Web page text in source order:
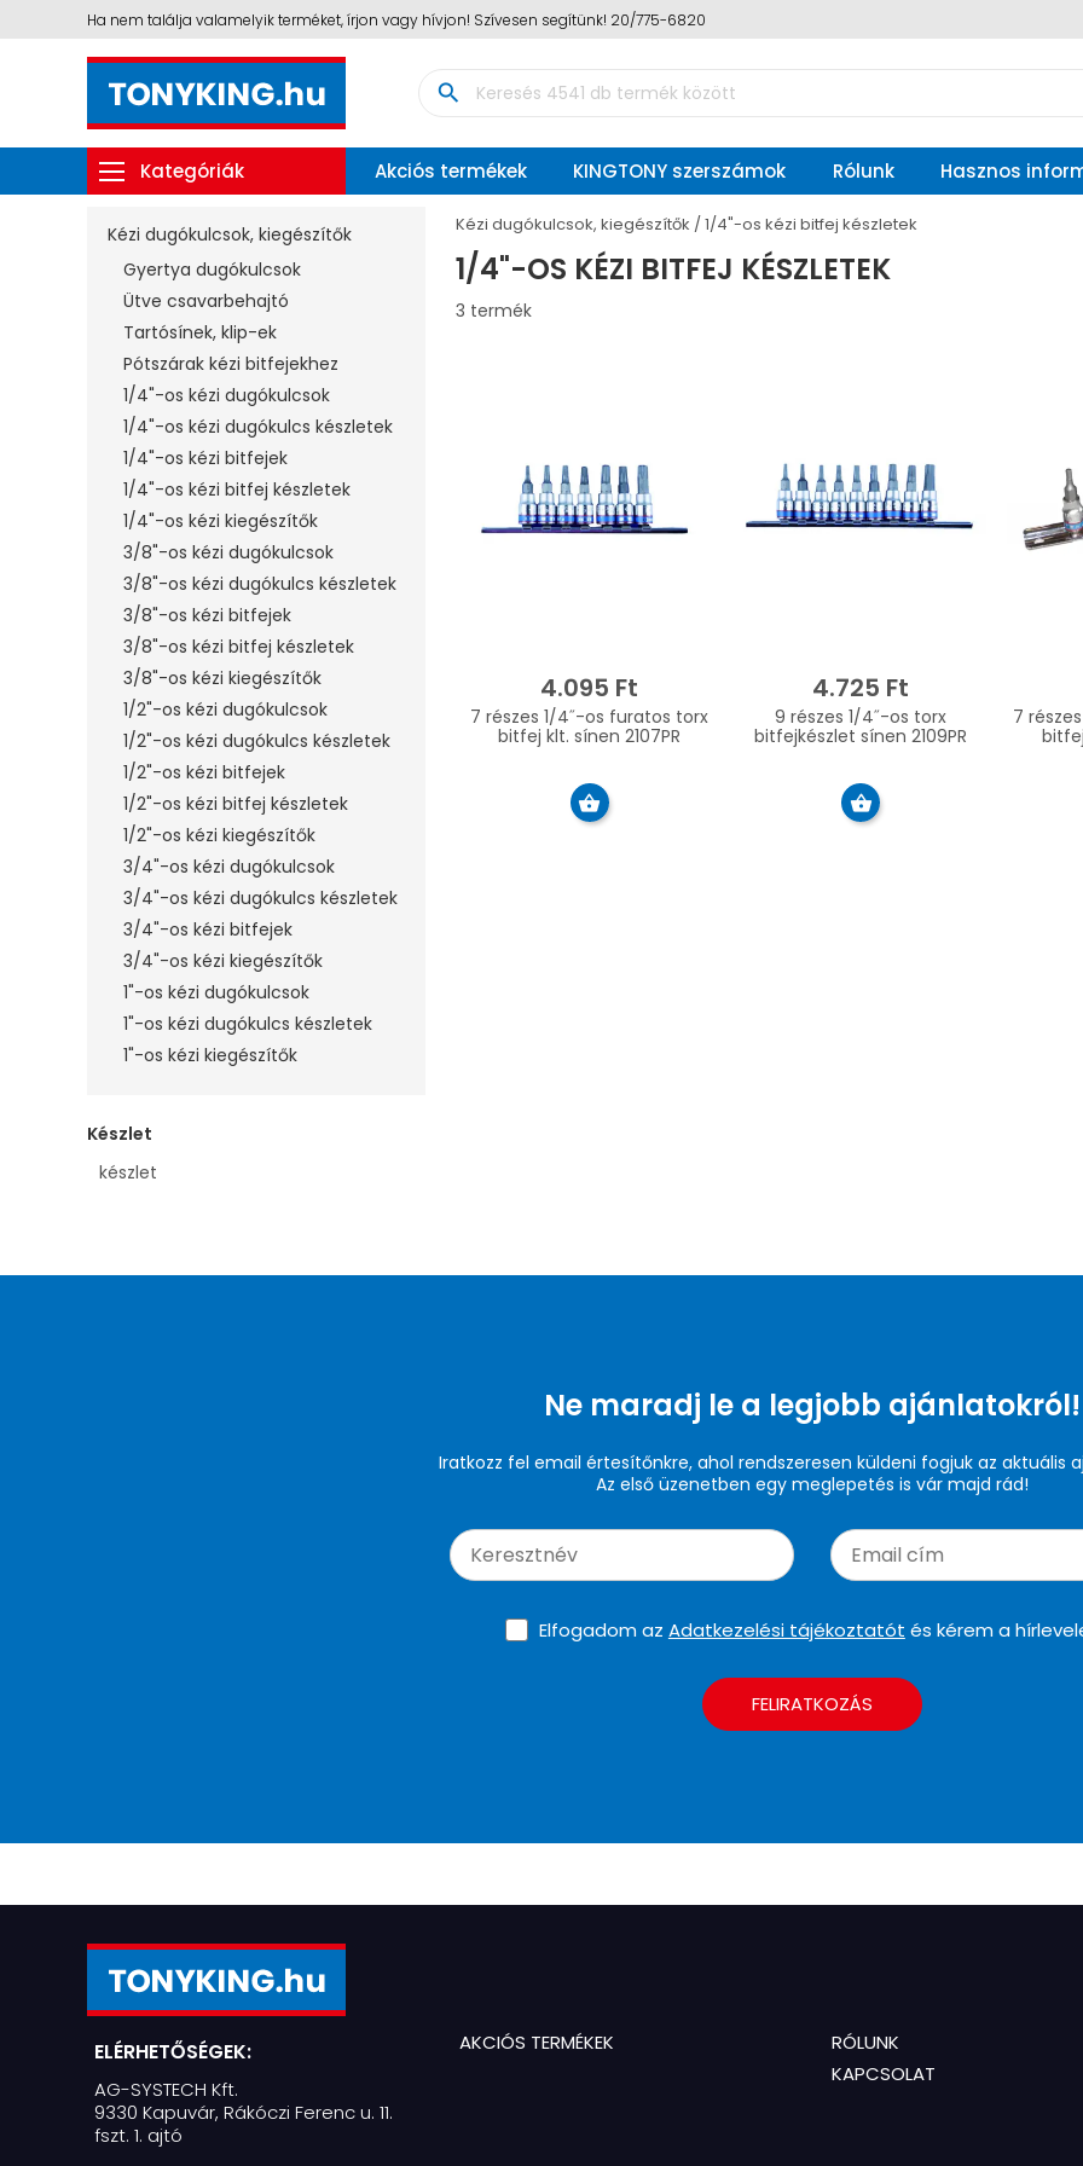
Ha nem találja valamelyik terméket, írjon vagy hívjon! Szívesen segítünk! 20/775-6820
Kategóriák Akciós termékek KINGTONY szerszámok Rólunk Hasznos
search
Kézi dugókulcsok, kiegészítők
Gyertya dugókulcsok
Ütve csavarbehajtó
Tartósínek, klip-ek
Pótszárak kézi bitfejekhez
1/4"-os kézi dugókulcsok
1/4"-os kézi dugókulcs készletek
1/4"-os kézi bitfejek
1/4"-os kézi bitfej készletek
1/4"-os kézi kiegészítők
3/8"-os kézi dugókulcsok
3/8"-os kézi dugókulcs készletek
3/8"-os kézi bitfejek
3/8"-os kézi bitfej készletek
3/8"-os kézi kiegészítők
1/2"-os kézi dugókulcsok
1/2"-os kézi dugókulcs készletek
1/2"-os kézi bitfejek
1/2"-os kézi bitfej készletek
1/2"-os kézi kiegészítők
3/4"-os kézi dugókulcsok
3/4"-os kézi dugókulcs készletek
3/4"-os kézi bitfejek
3/4"-os kézi kiegészítők
1"-os kézi dugókulcsok
1"-os kézi dugókulcs készletek
1"-os kézi kiegészítők
Készlet
készlet
Kézi dugókulcsok, kiegészítők 1/4"-os kézi bitfej készletek
1/4"-OS KÉZI BITFEJ KÉSZLETEK
3 termék
4.095 Ft
7 részes 1/4˝-os furatos torx
bitfej klt. sínen 2107PR
4.725 Ft
9 részes 1/4˝-os torx
bitfejkészlet sínen 2109PR
7
Ne maradj le a legjobb ajánlatokról!
Iratkozz fel email értesítőnkre, ahol rendszeresen küldeni fogjuk az aktuális
Az első üzenetben egy meglepetés is vár majd rád!
Elfogadom az Adatkezelési tájékoztatót és kérem a
FELIRATKOZÁS
ELÉRHETŐSÉGEK:
AG-SYSTECH Kft.
9330 Kapuvár, Rákóczi Ferenc u. 11.
fszt. 1. ajtó
AKCIÓS TERMÉKEK
RÓLUNK
KAPCSOLAT